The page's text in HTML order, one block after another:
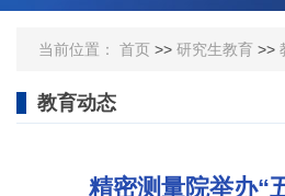
当前位置： 首页 >> 研究生教育 >>
教育动态
精密测量院举办“